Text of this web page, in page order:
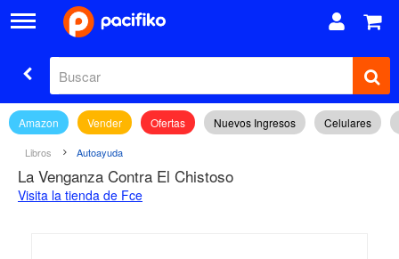
Amazon Vender Ofertas Nuevos Ingresos Celulares
Libros Autoayuda
La Venganza Contra El Chistoso
Visita la tienda de Fce